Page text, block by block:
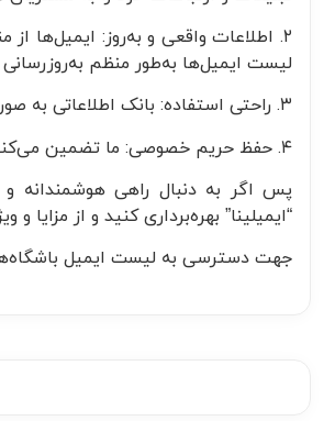
۲. اطلاعات واقعی و به‌روز: ایمیل‌ها
لیست ایمیل‌ها به‌طور منظم
۳. راحتی استفاده: بانک اطلاعاتی به صورت فایل اکسل ارائه می‌شود که از دیدن و مدیریت آسان آن بهره‌مند خواهید شد.
۴. حفظ حریم خصوصی: ما تضمین می‌کنیم که اطلاعات مشتریان محافظت شده و با رعایت حقوق حریم خصوصی جمع‌آوری شده است.
پس اگر به دنبال راهی هوشمندانه و
“ایمیلینا” بهره‌برداری کنید و از مزایا
جهت دسترسی به لیست ایمیل